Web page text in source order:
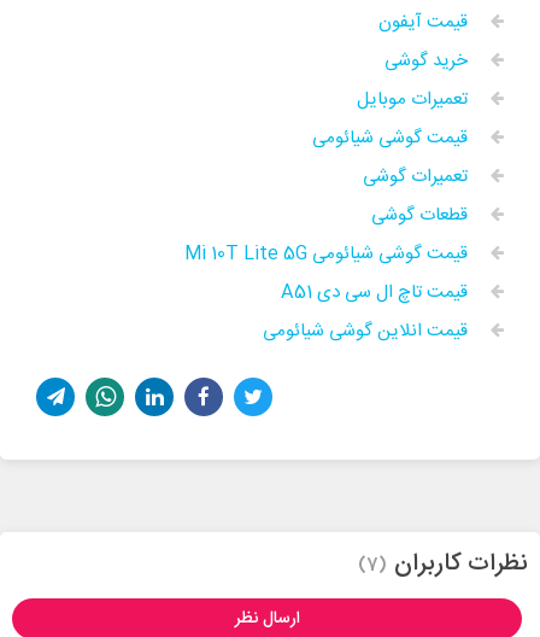
قیمت آیفون
خرید گوشی
تعمیرات موبایل
قیمت گوشی شیائومی
تعمیرات گوشی
قطعات گوشی
قیمت گوشی شیائومی Mi 10T Lite 5G
قیمت تاچ ال سی دی A51
قیمت انلاین گوشی شیائومی
نظرات کاربران (7)
ارسال نظر